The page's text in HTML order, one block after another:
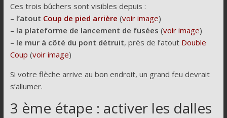
Ces trois bûchers sont visibles depuis :
– l’atout Coup de pied arrière (voir image)
– la plateforme de lancement de fusées (voir image)
– le mur à côté du pont détruit, près de l’atout Double
Coup (voir image)
Si votre flèche arrive au bon endroit, un grand feu devrait
s’allumer.
3 ème étape : activer les dalles